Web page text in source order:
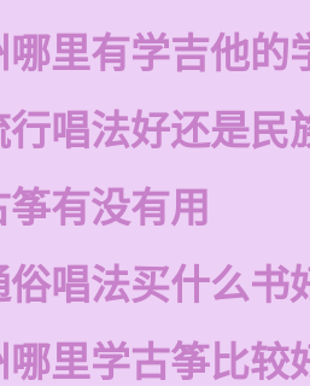
哪里有学吉他的
行唱法好还是民
筝有没有用
俗唱法买什么书
哪里学古筝比较